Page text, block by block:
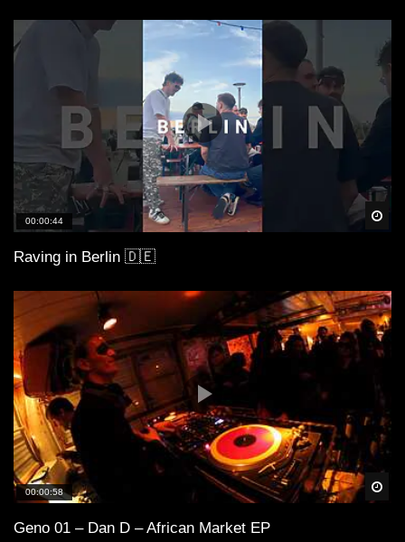
00:00:44
Raving in Berlin 🇩🇪
00:00:58
Geno 01 – Dan D – African Market EP